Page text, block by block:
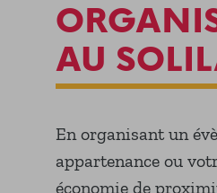
AU
En organisant un
appartenance ou
économie de